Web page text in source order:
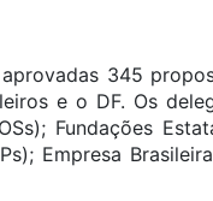
345
e o DF. Os
Fundações
Empresa